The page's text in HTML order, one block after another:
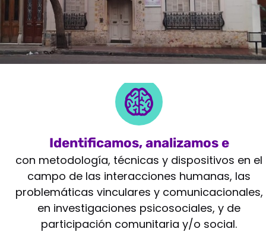
Identificamos, analizamos e
intervenimos
con metodología, técnicas y dispositivos en el
campo de las interacciones humanas, las
problemáticas vinculares y comunicacionales,
en investigaciones psicosociales, y de
participación comunitaria y/o social.